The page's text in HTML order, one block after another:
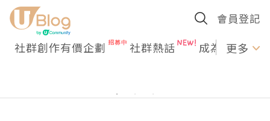
會員登記
社群創作有價企劃 社群熱話 成為U更多